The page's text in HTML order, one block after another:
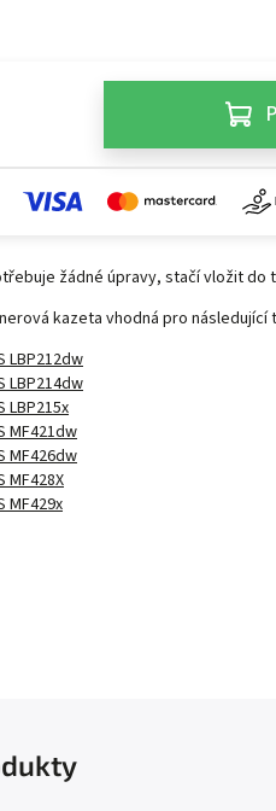
žádné úpravy, stačí vložit do
kazeta vhodná pro následující
LBP212dw
LBP214dw
LBP215x
MF421dw
MF426dw
MF428X
MF429x